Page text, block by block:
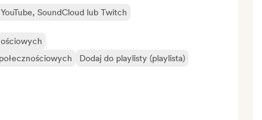
SoundCloud lub Twitch
Dodaj do playlisty (playlista)